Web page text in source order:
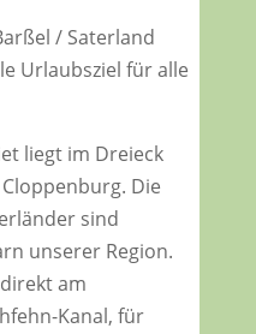
/ Saterland
Urlaubsziel für alle
liegt im Dreieck
Die
sind
unserer Region.
am
Kanal, für